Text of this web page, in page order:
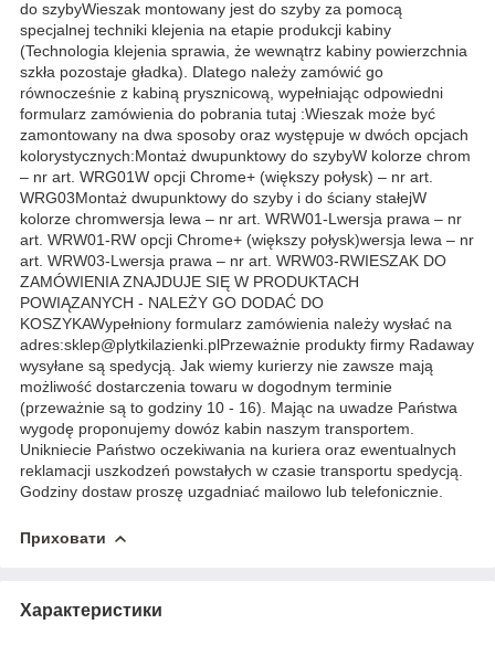
do szybyWieszak montowany jest do szyby za pomocą
specjalnej techniki klejenia na etapie produkcji kabiny
(Technologia klejenia sprawia, że wewnątrz kabiny powierzchnia
szkła pozostaje gładka). Dlatego należy zamówić go
równocześnie z kabiną prysznicową, wypełniając odpowiedni
formularz zamówienia do pobrania tutaj :Wieszak może być
zamontowany na dwa sposoby oraz występuje w dwóch opcjach
kolorystycznych:Montaż dwupunktowy do szybyW kolorze chrom
– nr art. WRG01W opcji Chrome+ (większy połysk) – nr art.
WRG03Montaż dwupunktowy do szyby i do ściany stałejW
kolorze chromwersja lewa – nr art. WRW01-Lwersja prawa – nr
art. WRW01-RW opcji Chrome+ (większy połysk)wersja lewa – nr
art. WRW03-Lwersja prawa – nr art. WRW03-RWIESZAK DO
ZAMÓWIENIA ZNAJDUJE SIĘ W PRODUKTACH
POWIĄZANYCH - NALEŻY GO DODAĆ DO
KOSZYKAWypełniony formularz zamówienia należy wysłać na
adres:sklep@plytkilazienki.plPrzeważnie produkty firmy Radaway
wysyłane są spedycją. Jak wiemy kurierzy nie zawsze mają
możliwość dostarczenia towaru w dogodnym terminie
(przeważnie są to godziny 10 - 16). Mając na uwadze Państwa
wygodę proponujemy dowóz kabin naszym transportem.
Unikniecie Państwo oczekiwania na kuriera oraz ewentualnych
reklamacji uszkodzeń powstałych w czasie transportu spedycją.
Godziny dostaw proszę uzgadniać mailowo lub telefonicznie.
Приховати
Характеристики